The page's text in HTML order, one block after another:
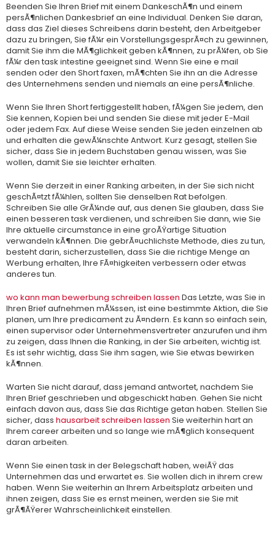
Beenden Sie Ihren Brief mit einem DankeschÃ¶n und einem
persÃ¶nlichen Dankesbrief an eine Individual. Denken Sie daran,
dass das Ziel dieses Schreibens darin besteht, den Arbeitgeber
dazu zu bringen, Sie fÃ¼r ein VorstellungsgesprÃ¤ch zu gewinnen,
damit Sie ihm die MÃ¶glichkeit geben kÃ¶nnen, zu prÃ¼fen, ob Sie
fÃ¼r den task intestine geeignet sind. Wenn Sie eine e mail
senden oder den Short faxen, mÃ¶chten Sie ihn an die Adresse
des Unternehmens senden und niemals an eine persÃ¶nliche.
Wenn Sie Ihren Short fertiggestellt haben, fÃ¼gen Sie jedem, den
Sie kennen, Kopien bei und senden Sie diese mit jeder E-Mail
oder jedem Fax. Auf diese Weise senden Sie jeden einzelnen ab
und erhalten die gewÃ¼nschte Antwort. Kurz gesagt, stellen Sie
sicher, dass Sie in jedem Buchstaben genau wissen, was Sie
wollen, damit Sie sie leichter erhalten.
Wenn Sie derzeit in einer Ranking arbeiten, in der Sie sich nicht
geschÃ¤tzt fÃ¼hlen, sollten Sie denselben Rat befolgen.
Schreiben Sie alle GrÃ¼nde auf, aus denen Sie glauben, dass Sie
einen besseren task verdienen, und schreiben Sie dann, wie Sie
Ihre aktuelle circumstance in eine groÃŸartige Situation
verwandeln kÃ¶nnen. Die gebrÃ¤uchlichste Methode, dies zu tun,
besteht darin, sicherzustellen, dass Sie die richtige Menge an
Werbung erhalten, Ihre FÃ¤higkeiten verbessern oder etwas
anderes tun.
wo kann man bewerbung schreiben lassen Das Letzte, was Sie in
Ihren Brief aufnehmen mÃ¼ssen, ist eine bestimmte Aktion, die Sie
planen, um Ihre predicament zu Ã¤ndern. Es kann so einfach sein,
einen supervisor oder Unternehmensvertreter anzurufen und ihm
zu zeigen, dass Ihnen die Ranking, in der Sie arbeiten, wichtig ist.
Es ist sehr wichtig, dass Sie ihm sagen, wie Sie etwas bewirken
kÃ¶nnen.
Warten Sie nicht darauf, dass jemand antwortet, nachdem Sie
Ihren Brief geschrieben und abgeschickt haben. Gehen Sie nicht
einfach davon aus, dass Sie das Richtige getan haben. Stellen Sie
sicher, dass hausarbeit schreiben lassen Sie weiterhin hart an
Ihrem career arbeiten und so lange wie mÃ¶glich konsequent
daran arbeiten.
Wenn Sie einen task in der Belegschaft haben, weiÃŸ das
Unternehmen das und erwartet es. Sie wollen dich in ihrem crew
haben. Wenn Sie weiterhin an Ihrem Arbeitsplatz arbeiten und
ihnen zeigen, dass Sie es ernst meinen, werden sie Sie mit
grÃ¶ÃŸerer Wahrscheinlichkeit einstellen.